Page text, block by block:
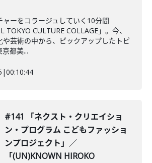
ャーをコラージュしていく10分間
TOKYO CULTURE COLLAGE」。今、
や芸術の中から、ピックアップしたトピ
都美...
|00:10:44
#141 「ネクスト・クリエイショ
ン・プログラム こどもファッショ
ンプロジェクト」／
「(UN)KNOWN HIROKO